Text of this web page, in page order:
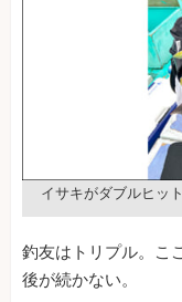
イサキがダブルヒット
釣友はトリプル。こ
後が続かない。